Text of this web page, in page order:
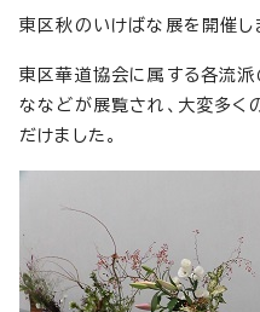
東区秋のいけばな展を開催し
東区華道協会に属する各流
ななどが展覧され、大変多く
だけました。